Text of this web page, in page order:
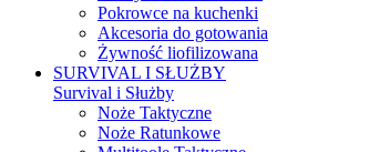
Pokrowce na kuchenki
Akcesoria do gotowania
Żywność liofilizowana
SURVIVAL I SŁUŻBY
Survival i Służby
Noże Taktyczne
Noże Ratunkowe